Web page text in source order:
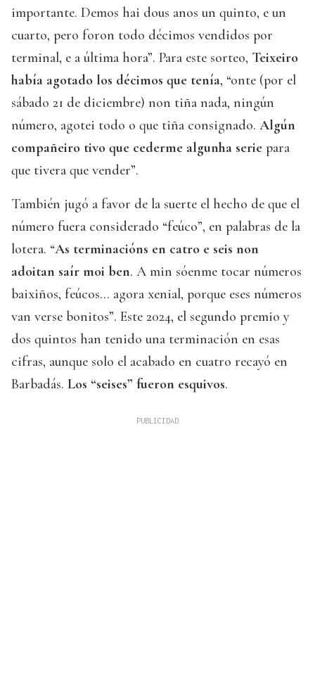
importante. Demos hai dous anos un quinto, e un
cuarto, pero foron todo décimos vendidos por
terminal, e a última hora”. Para este sorteo, Teixeiro
había agotado los décimos que tenía, “onte (por el
sábado 21 de diciembre) non tiña nada, ningún
número, agotei todo o que tiña consignado. Algún
compañeiro tivo que cederme algunha serie para
que tivera que vender”.
También jugó a favor de la suerte el hecho de que el
número fuera considerado “feúco”, en palabras de la
lotera. “As terminacións en catro e seis non
adoitan saír moi ben. A min sóenme tocar números
baixiños, feúcos… agora xenial, porque eses números
van verse bonitos”. Este 2024, el segundo premio y
dos quintos han tenido una terminación en esas
cifras, aunque solo el acabado en cuatro recayó en
Barbadás. Los “seises” fueron esquivos.